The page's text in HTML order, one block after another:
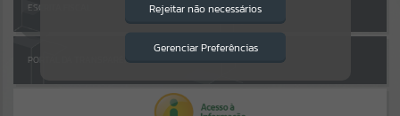
PÁGINAS
ESCRITA FISCAL
PORTAL DA TRANSPARÊNCIA
Rejeitar não necessários
Gerenciar Preferências
Isto significa que diversos recursos
providenciados poderão não estar